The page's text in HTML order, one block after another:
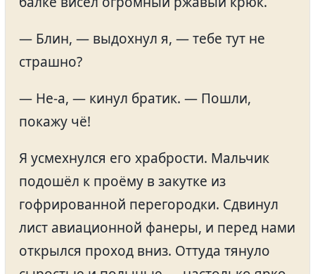
— Блин, — выдохнул я, — тебе тут не
страшно?
— Не-а, — кинул братик. — Пошли,
покажу чё!
Я усмехнулся его храбрости. Мальчик
подошёл к проёму в закутке из
гофрированной перегородки. Сдвинул
лист авиационной фанеры, и перед нами
открылся проход вниз. Оттуда тянуло